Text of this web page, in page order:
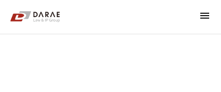
메인 메뉴 바로가기
menu